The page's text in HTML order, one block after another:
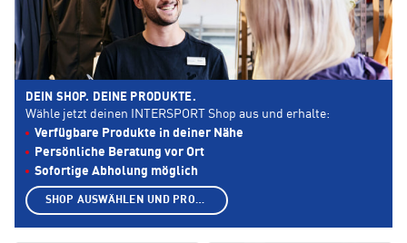
DEIN SHOP. DEINE PRODUKTE.
Wähle jetzt deinen INTERSPORT Shop aus und erhalte:
Verfügbare Produkte in deiner Nähe
Persönliche Beratung vor Ort
Sofortige Abholung möglich
SHOP AUSWÄHLEN UND PRODUKTE ANZEIGEN